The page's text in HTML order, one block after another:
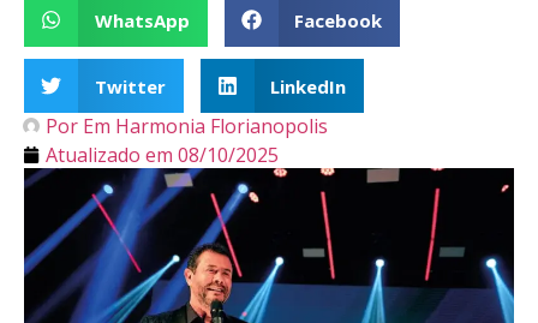
WhatsApp Facebook
Twitter LinkedIn
Por Em Harmonia Florianopolis
Atualizado em 08/10/2025